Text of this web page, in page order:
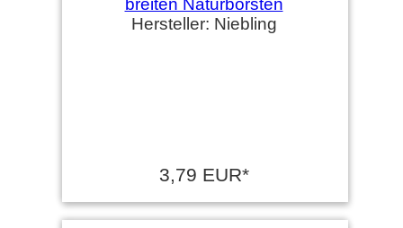
Hersteller: Niebling
3,79 EUR*